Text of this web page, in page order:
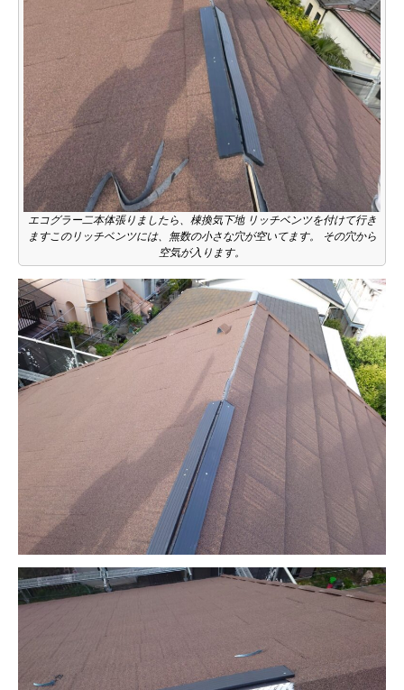
エコグラー二本体張りましたら、棟換気下地 リッチベンツを付けて行き
ますこのリッチベンツには、無数の小さな穴が空いてます。 その穴から
空気が入ります。